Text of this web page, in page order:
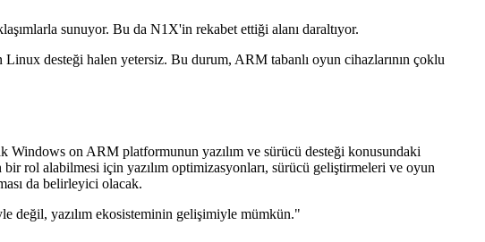
sunuyor. Bu da N1X'in rekabet ettiği alanı daraltıyor.
desteği halen yetersiz. Bu durum, ARM tabanlı oyun cihazlarının çoklu
on ARM platformunun yazılım ve sürücü desteği konusundaki
rol alabilmesi için yazılım optimizasyonları, sürücü geliştirmeleri ve oyun
da belirleyici olacak.
değil, yazılım ekosisteminin gelişimiyle mümkün."